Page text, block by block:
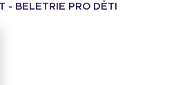
- BELETRIE PRO DĚTI